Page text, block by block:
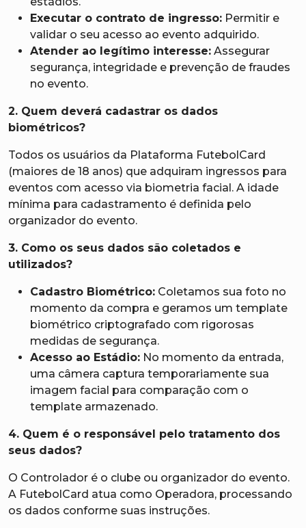
Executar o contrato de ingresso: Permitir e
validar o seu acesso ao evento adquirido.
Atender ao legítimo interesse: Assegurar
segurança, integridade e prevenção de fraudes
no evento.
2. Quem deverá cadastrar os dados
biométricos?
Todos os usuários da Plataforma FutebolCard
(maiores de 18 anos) que adquiram ingressos para
eventos com acesso via biometria facial. A idade
mínima para cadastramento é definida pelo
organizador do evento.
3. Como os seus dados são coletados e
utilizados?
Cadastro Biométrico: Coletamos sua foto no
momento da compra e geramos um template
biométrico criptografado com rigorosas
medidas de segurança.
Acesso ao Estádio: No momento da entrada,
uma câmera captura temporariamente sua
imagem facial para comparação com o
template armazenado.
4. Quem é o responsável pelo tratamento dos
seus dados?
O Controlador é o clube ou organizador do evento.
A FutebolCard atua como Operadora, processando
os dados conforme suas instruções.